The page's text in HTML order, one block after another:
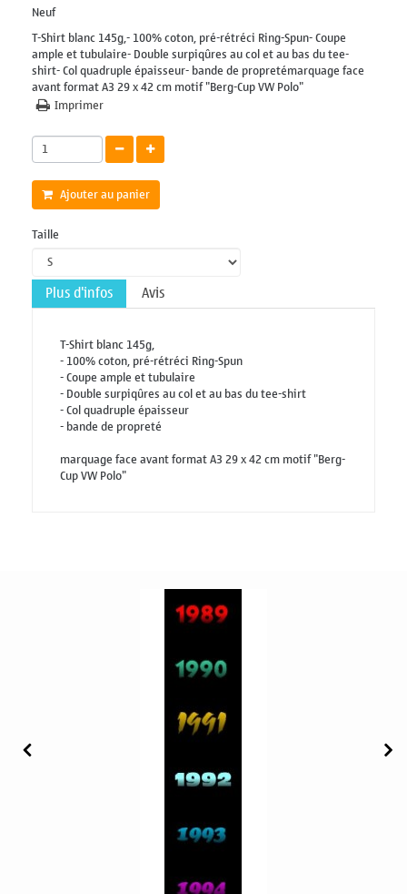
Neuf
T-Shirt blanc 145g,- 100% coton, pré-rétréci Ring-Spun- Coupe
ample et tubulaire- Double surpiqûres au col et au bas du tee-
shirt- Col quadruple épaisseur- bande de propretémarquage face
avant format A3 29 x 42 cm motif "Berg-Cup VW Polo"
Imprimer
Ajouter au panier
Taille
Plus d'infos Avis
T-Shirt blanc 145g,
- 100% coton, pré-rétréci Ring-Spun
- Coupe ample et tubulaire
- Double surpiqûres au col et au bas du tee-shirt
- Col quadruple épaisseur
- bande de propreté
marquage face avant format A3 29 x 42 cm motif "Berg-
Cup VW Polo"